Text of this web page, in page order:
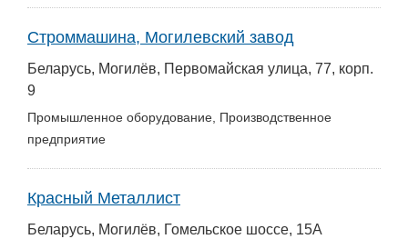
Строммашина, Могилевский завод
Беларусь, Могилёв, Первомайская улица, 77, корп.
9
Промышленное оборудование, Производственное
предприятие
Красный Металлист
Беларусь, Могилёв, Гомельское шоссе, 15А